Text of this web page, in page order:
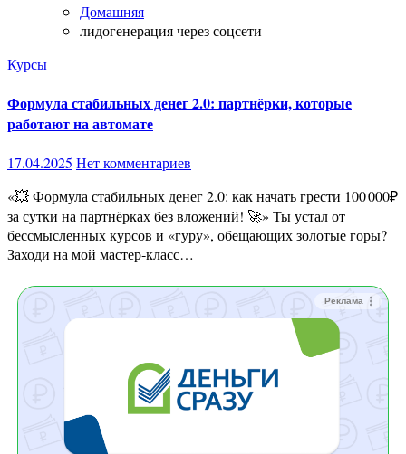
Домашняя
лидогенерация через соцсети
Курсы
Формула стабильных денег 2.0: партнёрки, которые
работают на автомате
17.04.2025 Нет комментариев
«💥 Формула стабильных денег 2.0: как начать грести 100 000₽
за сутки на партнёрках без вложений! 🚀» Ты устал от
бессмысленных курсов и «гуру», обещающих золотые горы?
Заходи на мой мастер‑класс…
Реклама